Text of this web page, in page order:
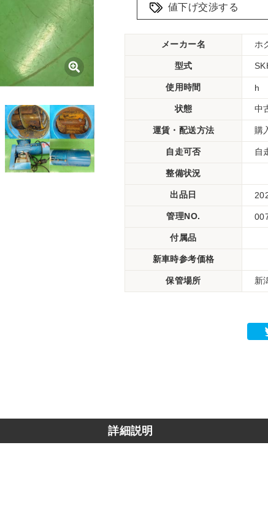
値下げ交渉する
メーカー名 ホ
型式
使用時間 h
状態 中
運賃・配送方法 購
自走可否 自
整備状況
出品日
管理NO.
付属品
新車時参考価格
保管場所 新
詳細説明